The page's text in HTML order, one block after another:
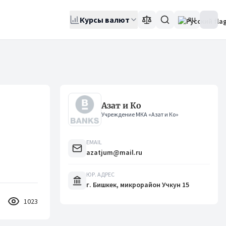
Курсы валют RU
1023
Азат и Ко
Учреждение МКА «Азат и Ко»
EMAIL
azatjum@mail.ru
ЮР. АДРЕС
г. Бишкек, микрорайон Учкун 15